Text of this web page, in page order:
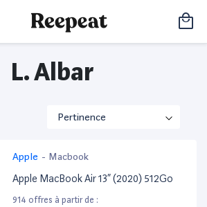
L. Albar
Apple - Macbook
Apple MacBook Air 13” (2020) 512Go
914 offres à partir de :